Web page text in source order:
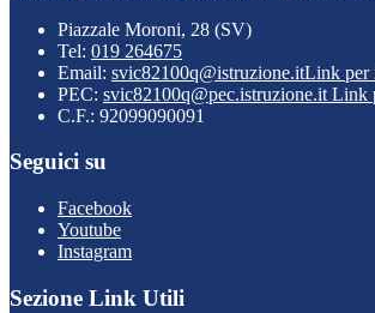
Piazzale Moroni, 28 (SV)
Tel: 019 264675
Email: svic82100q@istruzione.itLink per
PEC: svic82100q@pec.istruzione.it Link
C.F.: 92099090091
Seguici su
Facebook
Youtube
Instagram
Sezione Link Utili